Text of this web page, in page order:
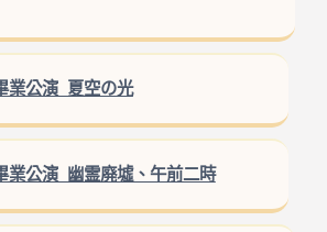
業公演_夏空の光
業公演_幽霊廃墟、午前二時